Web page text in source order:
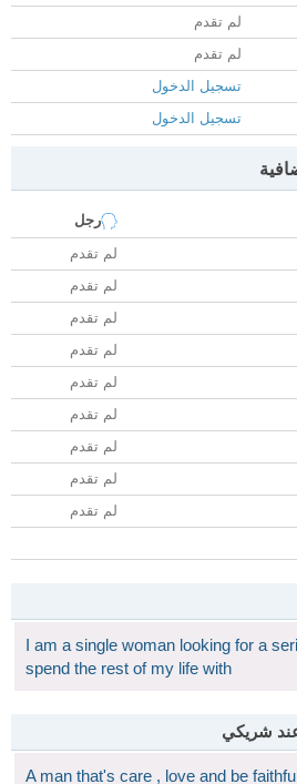
لم تقدم
لم تقدم
تسجيل الدخول
تسجيل الدخول
رجل
لم تقدم
لم تقدم
لم تقدم
لم تقدم
لم تقدم
لم تقدم
لم تقدم
لم تقدم
لم تقدم
I am a single woman looking for a
spend the rest of my life with
عند شريكي
A man that's care , love and be